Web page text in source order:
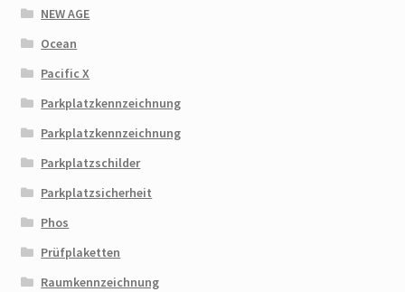
NEW AGE
Ocean
Pacific X
Parkplatzkennzeichnung
Parkplatzkennzeichnung
Parkplatzschilder
Parkplatzsicherheit
Phos
Prüfplaketten
Raumkennzeichnung